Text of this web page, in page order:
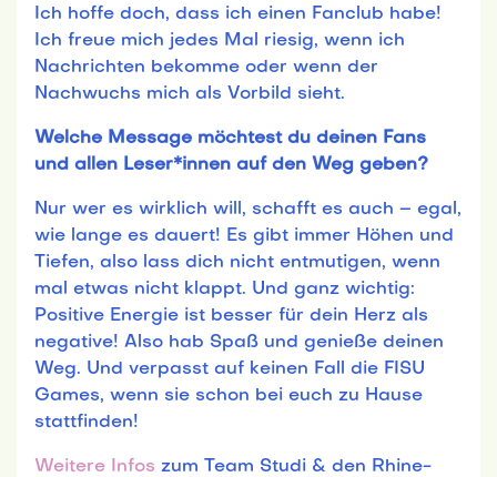
Ich hoffe doch, dass ich einen Fanclub habe!
Ich freue mich jedes Mal riesig, wenn ich
Nachrichten bekomme oder wenn der
Nachwuchs mich als Vorbild sieht.
Welche Message möchtest du deinen Fans
und allen Leser*innen auf den Weg geben?
Nur wer es wirklich will, schafft es auch – egal,
wie lange es dauert! Es gibt immer Höhen und
Tiefen, also lass dich nicht entmutigen, wenn
mal etwas nicht klappt. Und ganz wichtig:
Positive Energie ist besser für dein Herz als
negative! Also hab Spaß und genieße deinen
Weg. Und verpasst auf keinen Fall die FISU
Games, wenn sie schon bei euch zu Hause
stattfinden!
Weitere Infos zum Team Studi & den Rhine-